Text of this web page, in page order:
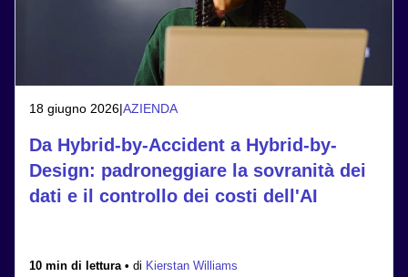
18 giugno 2026|AZIENDA
Da Hybrid-by-Accident a Hybrid-by-
Design: padroneggiare la sovranità dei
dati e il controllo dei costi dell'AI
10 min di lettura • di Kierstan Williams